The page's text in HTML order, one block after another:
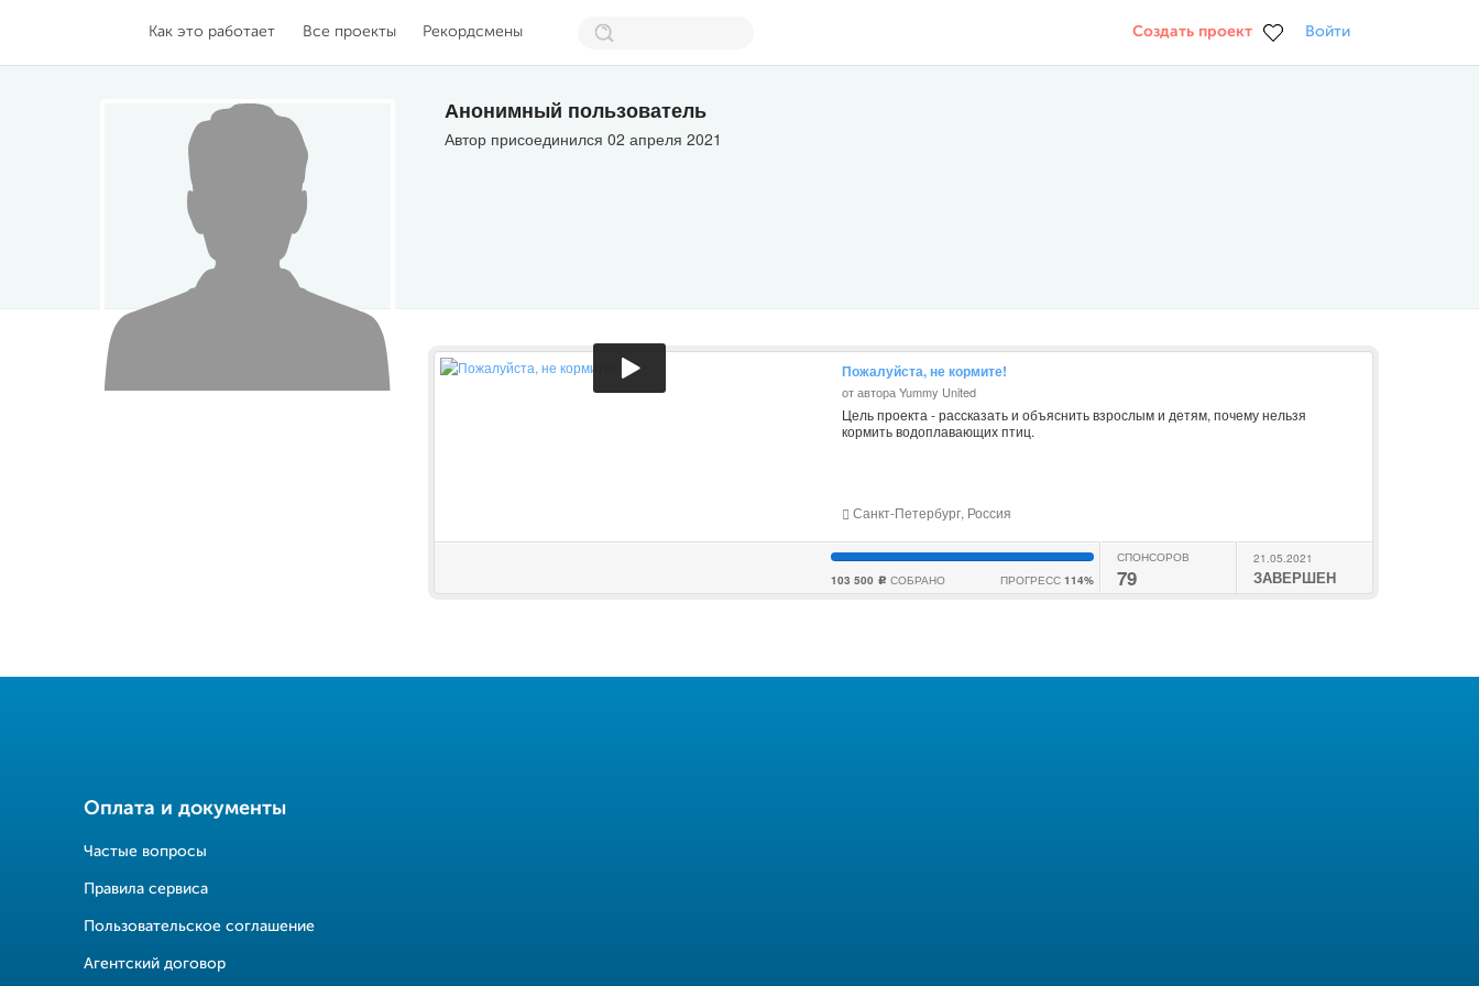
Как это работает Все проекты Рекордсмены Создать проект Войти
Анонимный пользователь
Автор присоединился 02 апреля 2021
Пожалуйста, не кормите!
от автора Yummy United
Цель проекта - рассказать и объяснить взрослым и детям, почему нельзя
кормить водоплавающих птиц.
Санкт-Петербург, Россия
103 500 c СОБРАНО ПРОГРЕСС 114%
СПОНСОРОВ
79
21.05.2021
ЗАВЕРШЕН
Оплата и документы
Частые вопросы
Правила сервиса
Пользовательское соглашение
Агентский договор